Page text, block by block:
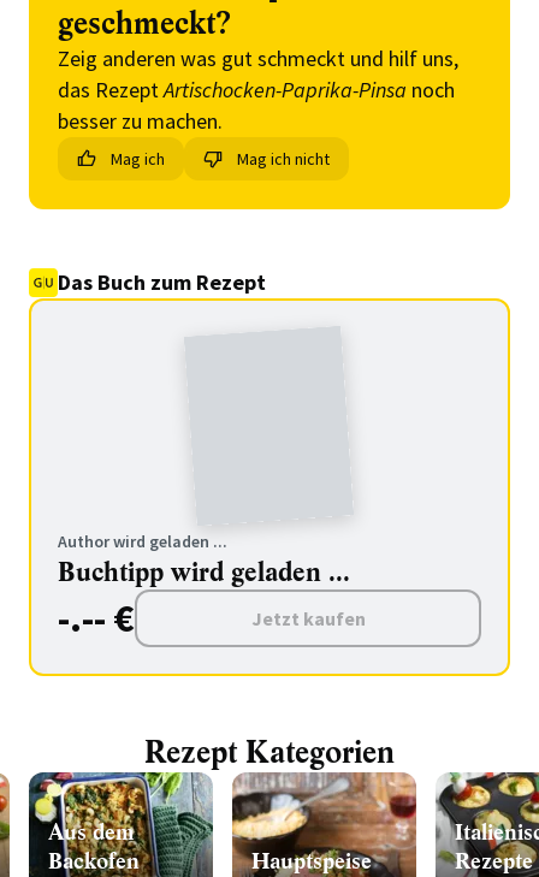
geschmeckt?
Zeig anderen was gut schmeckt und hilf uns,
das RezeptArtischocken-Paprika-Pinsa noch
besser zu machen.
Mag ich Mag ich nicht
Das Buch zum Rezept
Author wird geladen ...
Buchtipp wird geladen ...
-.-- € Jetzt kaufen
Rezept Kategorien
Aus dem
Backofen
Hauptspeise
Rezepte